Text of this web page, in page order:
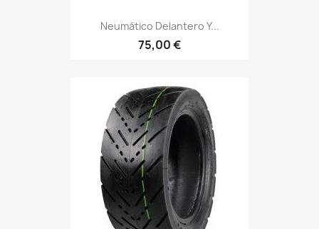
Neumático Delantero Y...
75,00 €